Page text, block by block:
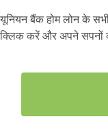
यूनियन बैंक होम लोन के
क्लिक करें और अपने सपनों